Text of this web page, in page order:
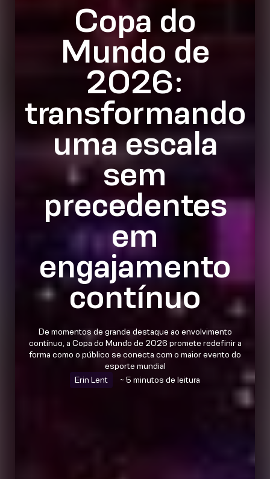
Copa do
Mundo de
2026:
transformando
uma escala
sem
precedentes
em
engajamento
contínuo
De momentos de grande destaque ao envolvimento
contínuo, a Copa do Mundo de 2026 promete redefinir a
forma como o público se conecta com o maior evento do
esporte mundial
Erin Lent
~ 5 minutos de leitura